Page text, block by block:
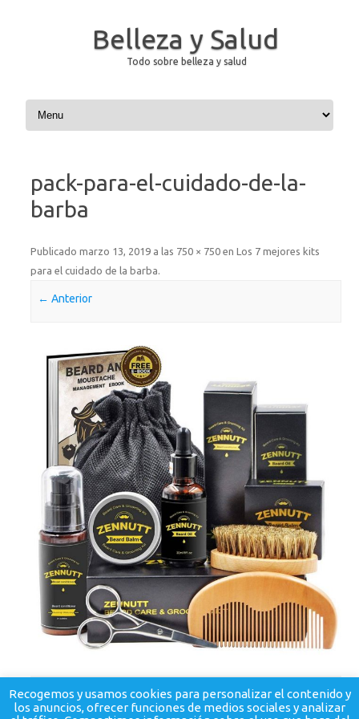
Belleza y Salud
Todo sobre belleza y salud
Saltar al contenido
pack-para-el-cuidado-de-la-
barba
Publicado marzo 13, 2019 a las 750 × 750 en Los 7 mejores kits
para el cuidado de la barba.
← Anterior
Recogemos y usamos cookies para personalizar el contenido y
los anuncios, ofrecer funciones de medios sociales y analizar